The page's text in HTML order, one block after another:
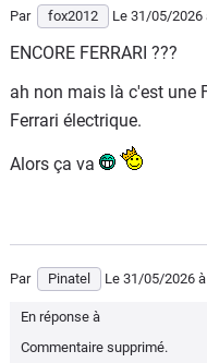
Par fox2012 Le 31/05/2026
ENCORE FERRARI ???
ah non mais là c'est une
Ferrari électrique.
Alors ça va
Par Pinatel Le 31/05/2026
En réponse à
Commentaire supprimé.